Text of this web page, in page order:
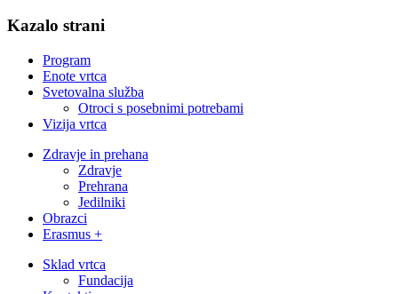
Kazalo strani
Program
Enote vrtca
Svetovalna služba
Otroci s posebnimi potrebami
Vizija vrtca
Zdravje in prehana
Zdravje
Prehrana
Jedilniki
Obrazci
Erasmus +
Sklad vrtca
Fundacija